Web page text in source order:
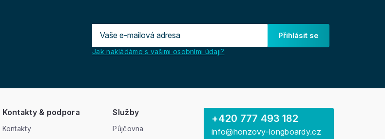
Přihlásit se
Jak nakládáme s vašimi osobními údaji?
Kontakty & podpora
Kontakty
Služby
Půjčovna
+420 777 493 182
info@honzovy-longboardy.cz